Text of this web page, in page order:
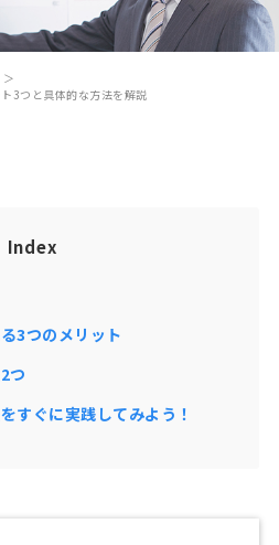
3つと具体的な方法を解説
Index
3つのメリット
つ
すぐに実践してみよう！